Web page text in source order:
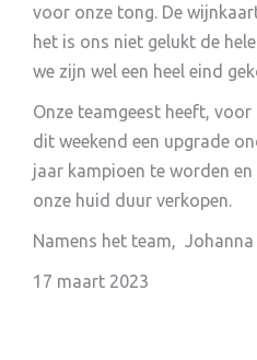
voor onze tong. De
het is ons niet gelukt de
we zijn wel een heel eind
Onze teamgeest heeft,
dit weekend een upgrade
jaar kampioen te worden en
onze huid duur verkopen.
Namens het team,
17 maart 2023